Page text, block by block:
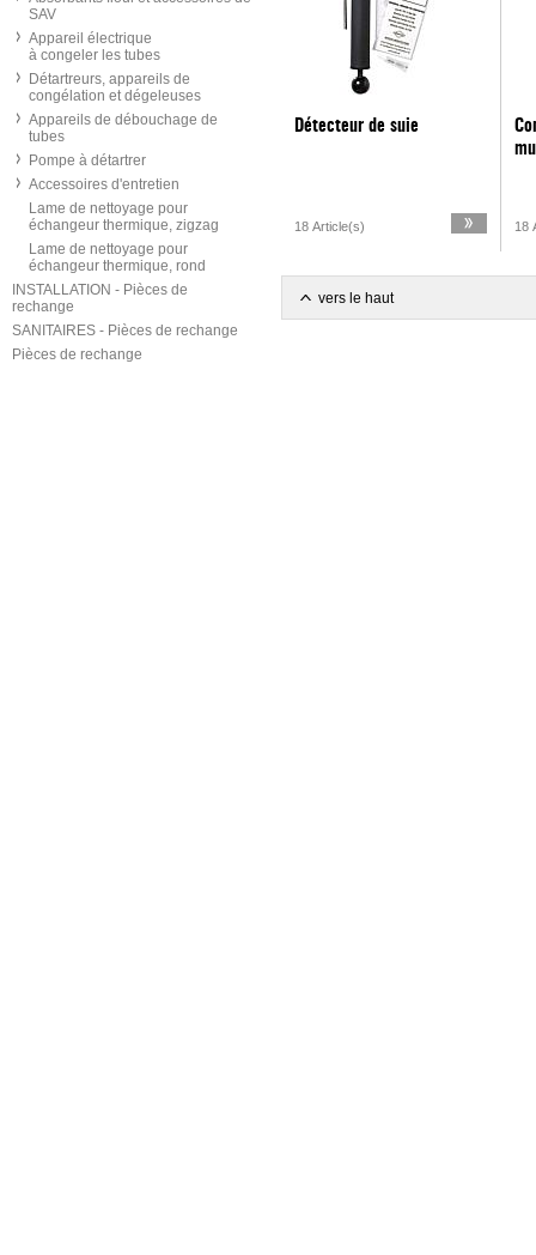
SAV
Appareil électrique
à congeler les tubes
Détartreurs, appareils de
congélation et dégeleuses
Appareils de débouchage de
tubes
Pompe à détartrer
Accessoires d'entretien
Lame de nettoyage pour
échangeur thermique, zigzag
Lame de nettoyage pour
échangeur thermique, rond
INSTALLATION - Pièces de
rechange
SANITAIRES - Pièces de rechange
Pièces de rechange
Détecteur de suie
18 Article(s) 18
vers le haut